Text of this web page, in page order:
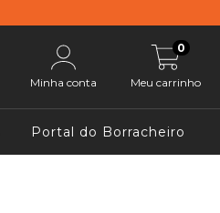
Minha conta Meu carrinho
0
Portal do Borracheiro